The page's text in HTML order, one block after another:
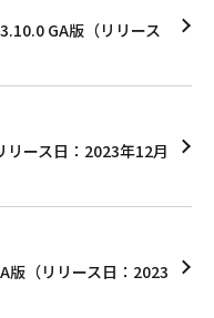
GA版（リリース
ース日：2023年12月
（リリース日：2023